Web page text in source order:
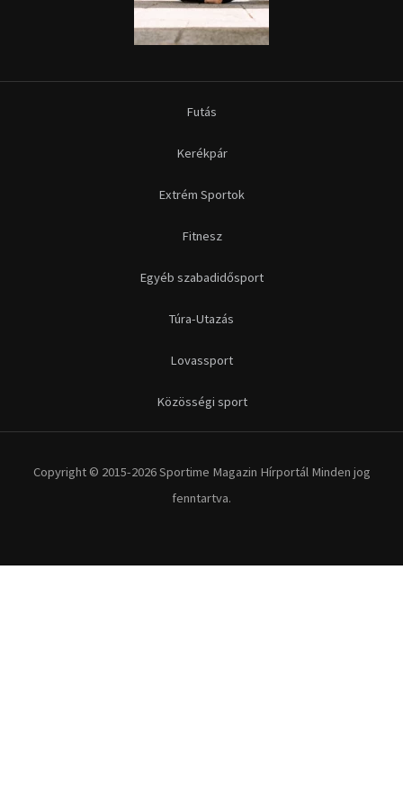
Futás
Kerékpár
Extrém Sportok
Fitnesz
Egyéb szabadidősport
Túra-Utazás
Lovassport
Közösségi sport
Copyright © 2015-2026 Sportime Magazin Hírportál Minden jog
fenntartva.